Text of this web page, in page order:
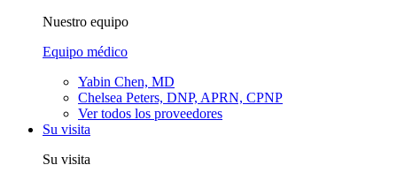
Nuestro equipo
Equipo médico
Yabin Chen, MD
Chelsea Peters, DNP, APRN, CPNP
Ver todos los proveedores
Su visita
Su visita